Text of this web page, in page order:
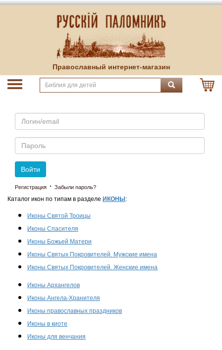
Православный интернет-магазин
Email
Пароль
Войти
Регистрация · Забыли пароль?
Каталог икон по типам в разделе ИКОНЫ :
Иконы Святой Троицы
Иконы Спасителя
Иконы Божьей Матери
Иконы Святых Покровителей. Мужские имена
Иконы Святых Покровителей. Женские имена
Иконы Архангелов
Иконы Ангела-Хранителя
Иконы православных праздников
Иконы в киоте
Иконы для венчания